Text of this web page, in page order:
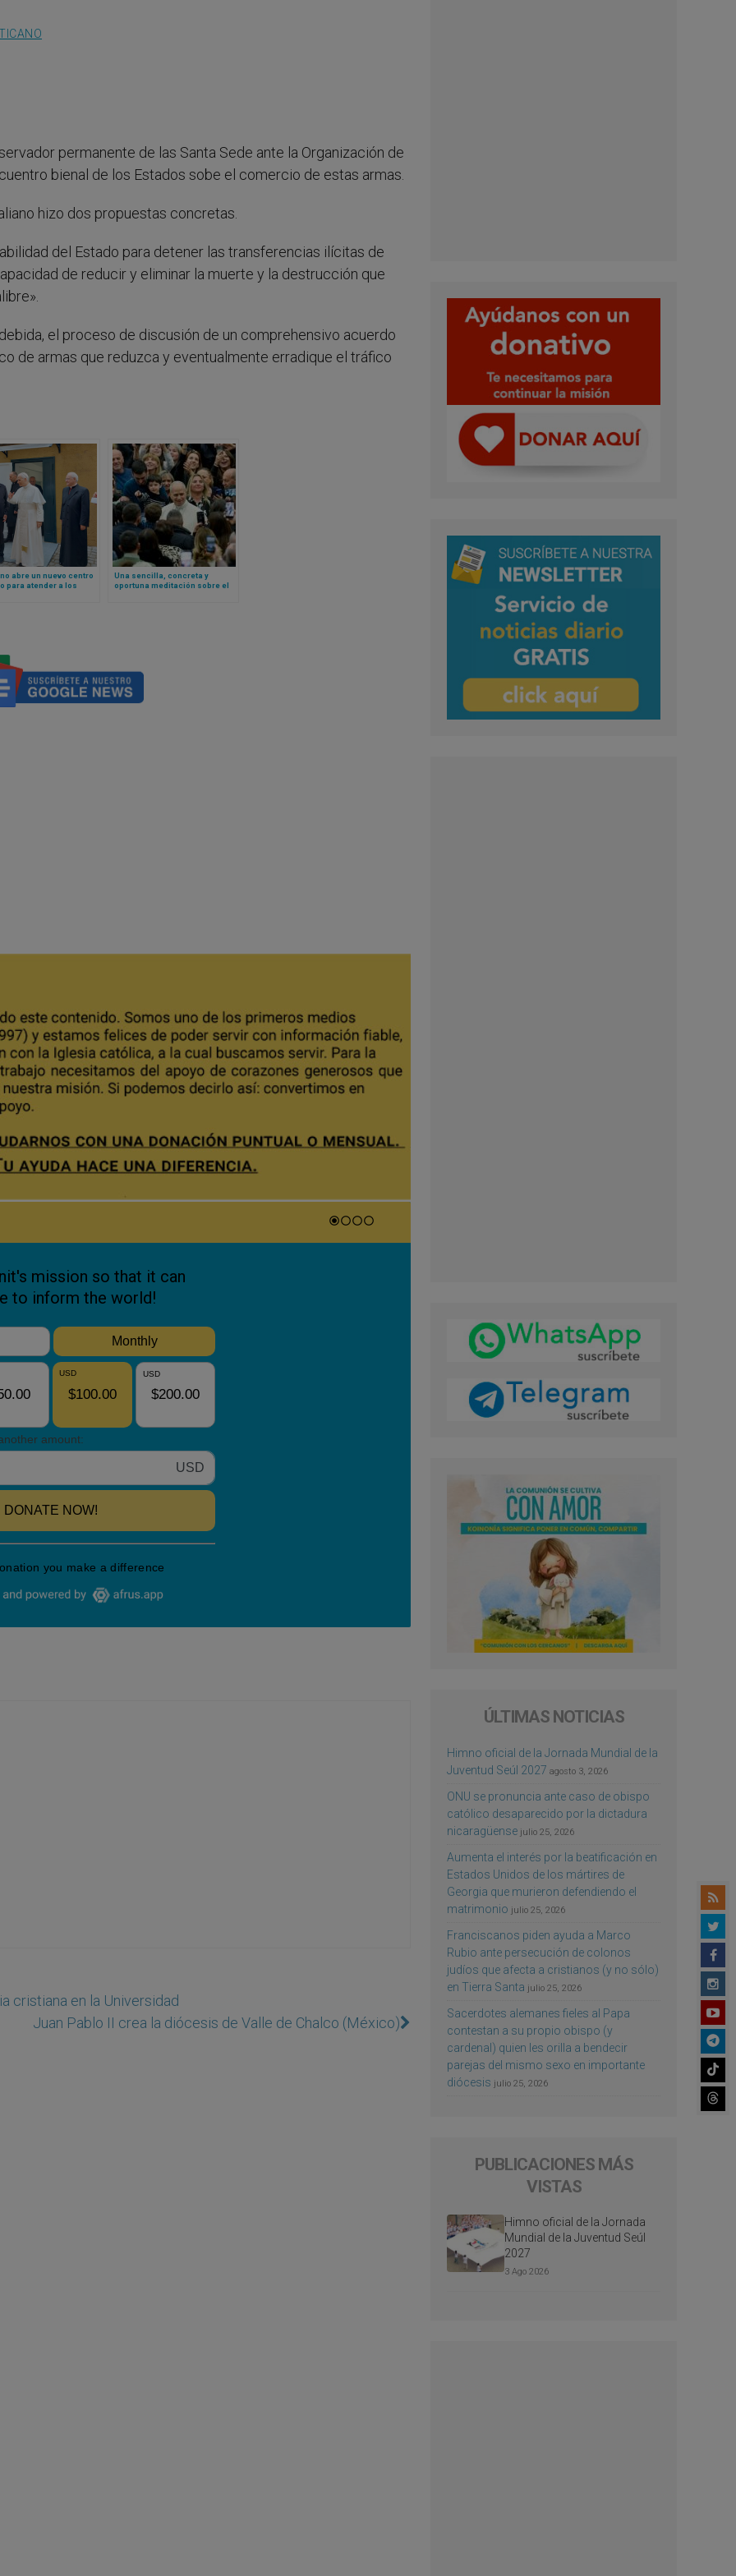
permanente de las Santa Sede ante la Organización de
bienal de los Estados sobe el comercio de estas armas.
hizo dos propuestas concretas.
del Estado para detener las transferencias ilícitas de
de reducir y eliminar la muerte y la destrucción que
el proceso de discusión de un comprehensivo acuerdo
de armas que reduzca y eventualmente erradique el tráfico
abre un nuevo centro
para atender a los
Una sencilla, concreta y
oportuna meditación sobre el
cristiana en la Universidad
Juan Pablo II crea la diócesis de Valle de Chalco (México)
ÚLTIMAS NOTICIAS
Himno oficial de la Jornada Mundial de la
Juventud Seúl 2027 agosto 3, 2026
ONU se pronuncia ante caso de obispo
católico desaparecido por la dictadura
nicaragüense julio 25, 2026
Aumenta el interés por la beatificación en
Estados Unidos de los mártires de
Georgia que murieron defendiendo el
matrimonio julio 25, 2026
Franciscanos piden ayuda a Marco
Rubio ante persecución de colonos
judíos que afecta a cristianos (y no sólo)
en Tierra Santa julio 25, 2026
Sacerdotes alemanes fieles al Papa
contestan a su propio obispo (y
cardenal) quien les orilla a bendecir
parejas del mismo sexo en importante
diócesis julio 25, 2026
PUBLICACIONES MÁS
VISTAS
Himno oficial de la Jornada
Mundial de la Juventud Seúl
2027
3 Ago 2026